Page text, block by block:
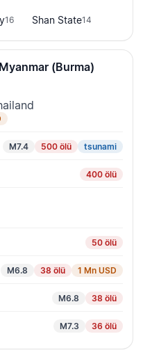
16 Shan State14
(Burma)
M7.4 500 ölü tsunami
400 ölü
50 ölü
M6.8 38 ölü 1 Mn USD
M6.8 38 ölü
M7.3 36 ölü